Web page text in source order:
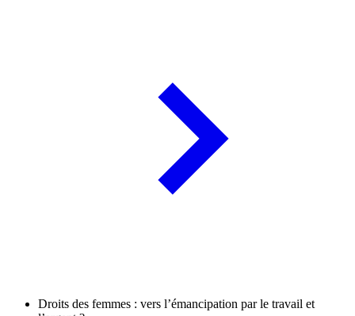
Droits des femmes : vers l’émancipation par le travail et